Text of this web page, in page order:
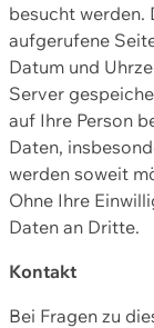
besucht werden.
aufgerufene
Datum und
Server
auf Ihre Person
Daten,
werden soweit
Ohne Ihre
Daten an Dritte.
Kontakt
Bei Fragen zu